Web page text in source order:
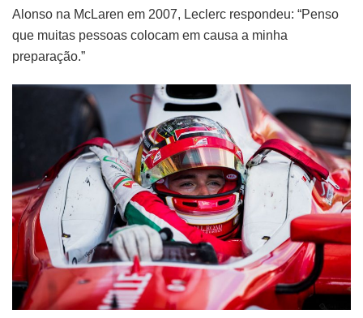
Alonso na McLaren em 2007, Leclerc respondeu: “Penso
que muitas pessoas colocam em causa a minha
preparação.”